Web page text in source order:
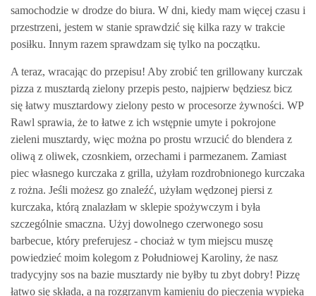
samochodzie w drodze do biura. W dni, kiedy mam więcej czasu i
przestrzeni, jestem w stanie sprawdzić się kilka razy w trakcie
posiłku. Innym razem sprawdzam się tylko na początku.
A teraz, wracając do przepisu! Aby zrobić ten grillowany kurczak
pizza z musztardą zielony przepis pesto, najpierw będziesz bicz
się łatwy musztardowy zielony pesto w procesorze żywności. WP
Rawl sprawia, że to łatwe z ich wstępnie umyte i pokrojone
zieleni musztardy, więc można po prostu wrzucić do blendera z
oliwą z oliwek, czosnkiem, orzechami i parmezanem. Zamiast
piec własnego kurczaka z grilla, użyłam rozdrobnionego kurczaka
z rożna. Jeśli możesz go znaleźć, użyłam wędzonej piersi z
kurczaka, którą znalazłam w sklepie spożywczym i była
szczególnie smaczna. Użyj dowolnego czerwonego sosu
barbecue, który preferujesz - chociaż w tym miejscu muszę
powiedzieć moim kolegom z Południowej Karoliny, że nasz
tradycyjny sos na bazie musztardy nie byłby tu zbyt dobry! Pizzę
łatwo się składa, a na rozgrzanym kamieniu do pieczenia wypieka